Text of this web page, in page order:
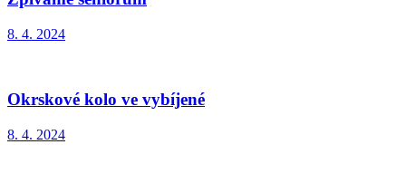
8. 4. 2024
Okrskové kolo ve vybíjené
8. 4. 2024